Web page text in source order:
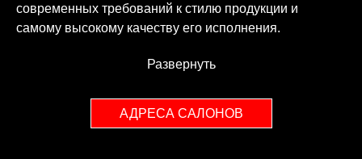
современных требований к стилю продукции и
самому высокому качеству его исполнения.
Развернуть
АДРЕСА САЛОНОВ